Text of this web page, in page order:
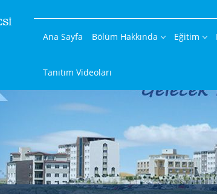
Ana Sayfa Bölüm Hakkında Eğitim
Tanıtım Videoları